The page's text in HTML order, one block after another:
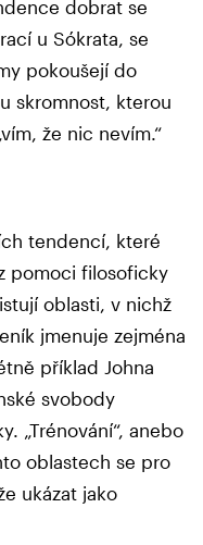
dobrat se
u Sókrata, se
pokoušejí do
skromnost, kterou
že nic nevím.“
tendencí, které
pomoci filosoficky
oblasti, v nichž
jmenuje zejména
příklad Johna
svobody
„Trénování“, anebo
oblastech se pro
ukázat jako